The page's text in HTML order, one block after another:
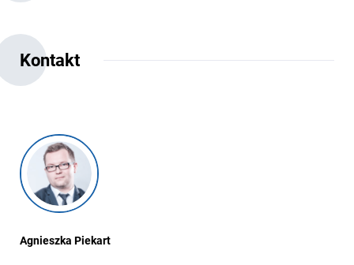
Kontakt
Agnieszka Piekart